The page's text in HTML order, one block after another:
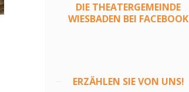
DIE THEATERGEMEINDE
WIESBADEN BEI FACEBOOK
ERZÄHLEN SIE VON UNS!